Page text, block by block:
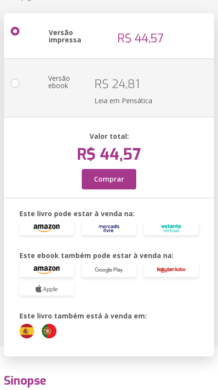
Versão
impressa R$ 44,57
Versão
ebook R$ 24,81
Leia em Pensática
Valor total:
R$ 44,57
Comprar
Este livro pode estar à venda na:
Este ebook também pode estar à venda na:
Este livro também está à venda em:
Sinopse